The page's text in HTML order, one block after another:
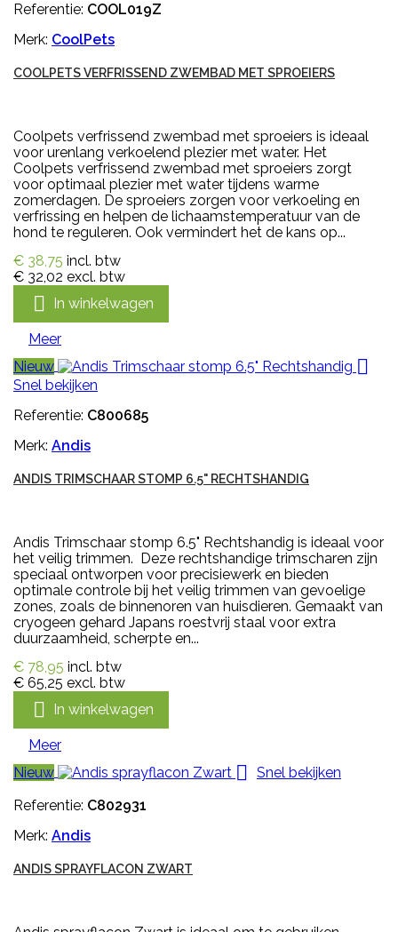
Referentie: COOL019Z
Merk: CoolPets
COOLPETS VERFRISSEND ZWEMBAD MET SPROEIERS
Coolpets verfrissend zwembad met sproeiers is ideaal
voor urenlang verkoelend plezier met water. Het
Coolpets verfrissend zwembad met sproeiers zorgt
voor optimaal plezier met water tijdens warme
zomerdagen. De sproeiers zorgen voor verkoeling en
verfrissing en helpen de lichaamstemperatuur van de
hond te reguleren. Ook vermindert het de kans op...
€ 38,75 incl. btw
€ 32,02 excl. btw
 In winkelwagen
Meer
Nieuw

Snel bekijken
Referentie: C800685
Merk: Andis
ANDIS TRIMSCHAAR STOMP 6.5" RECHTSHANDIG
Andis Trimschaar stomp 6.5" Rechtshandig is ideaal voor
het veilig trimmen. Deze rechtshandige trimscharen zijn
speciaal ontworpen voor precisiewerk en bieden
optimale controle bij het veilig trimmen van gevoelige
zones, zoals de binnenoren van huisdieren. Gemaakt van
cryogeen gehard Japans roestvrij staal voor extra
duurzaamheid, scherpte en...
€ 78,95 incl. btw
€ 65,25 excl. btw
 In winkelwagen
Meer
Nieuw

Snel bekijken
Referentie: C802931
Merk: Andis
ANDIS SPRAYFLACON ZWART